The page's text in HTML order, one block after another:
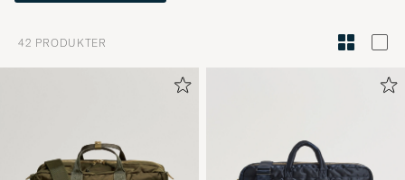
Stilråd
og
42 PRODUKTER